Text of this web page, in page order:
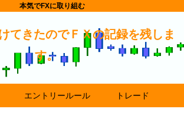
本気でFXに取り組む
てきたのでＦＸの記録を残しま
す。
エントリールール トレード